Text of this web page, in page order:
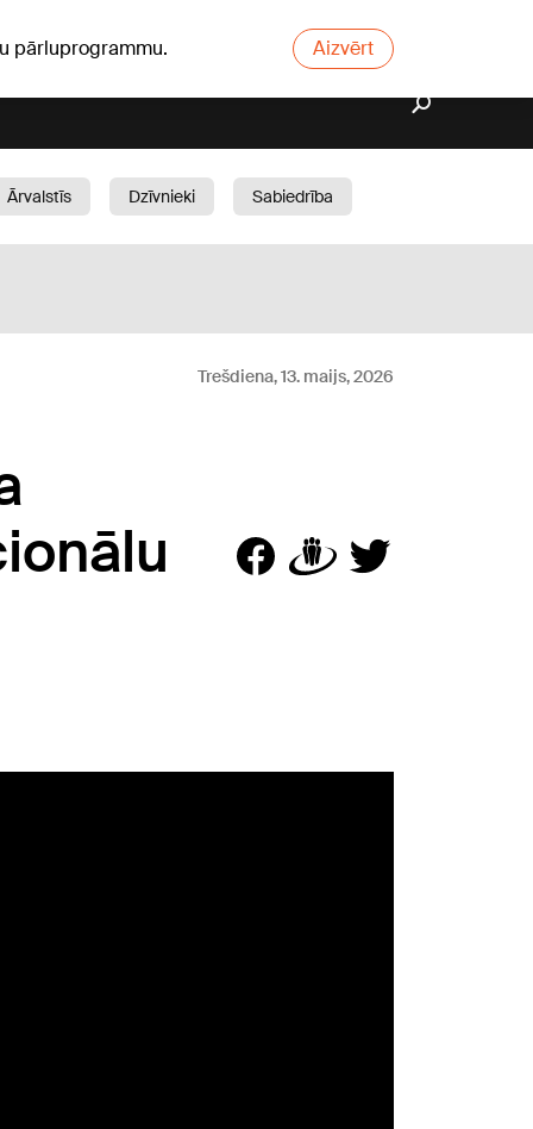
pārluprogrammu. Aizvērt
Ārvalstīs Dzīvnieki
Sabiedrība
Trešdiena, 13. maijs, 2026